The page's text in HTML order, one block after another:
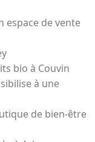
espace de vente
bio à Couvin
à une
de bien-être